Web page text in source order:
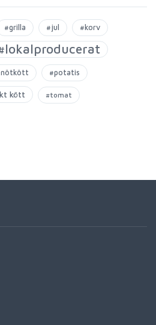
#grilla #jul #korv
#potatis
kött #tomat